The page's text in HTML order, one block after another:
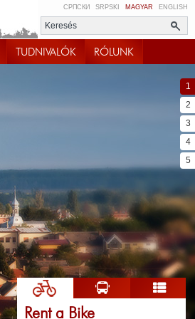
СРПСКИ SRPSKI MAGYAR ENGLISH
TUDNIVALÓK RÓLUNK
1
2
3
4
5
Rent a Bike